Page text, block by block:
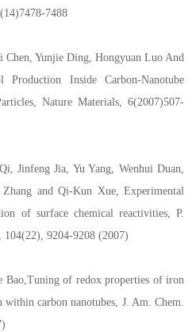
7488
Yunjie Ding, Hongyuan Luo And
Inside Carbon-Nanotube
Nature Materials, 6(2007)507-
Jinfeng Jia, Yu Yang, Wenhui Duan,
and Qi-Kun Xue, Experimental
of surface chemical reactivities, P.
9204-9208 (2007)
Bao,Tuning of redox properties of iron
within carbon nanotubes, J. Am. Chem.